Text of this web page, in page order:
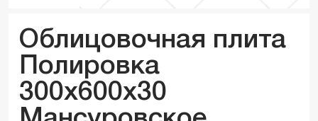
Облицовочная плита
Полировка
300x600x30